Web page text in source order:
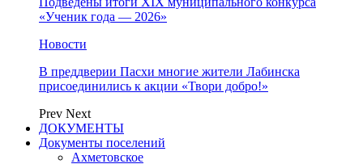
«Ученик года — 2026»
Новости
В преддверии Пасхи многие жители Лабинска
присоединились к акции «Твори добро!»
Prev Next
ДОКУМЕНТЫ
Документы поселений
Ахметовское